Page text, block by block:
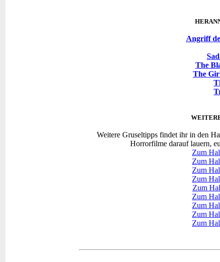
Angriff
The
The
Weitere Gruseltipps findet ihr in den
Horrorfilme darauf lauern,
Zum
Zum
Zum
Zum
Zum
Zum
Zum
Zum
Zum